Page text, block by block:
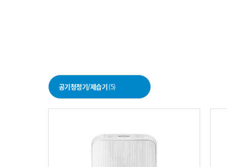
공기청정기/제습기(5)